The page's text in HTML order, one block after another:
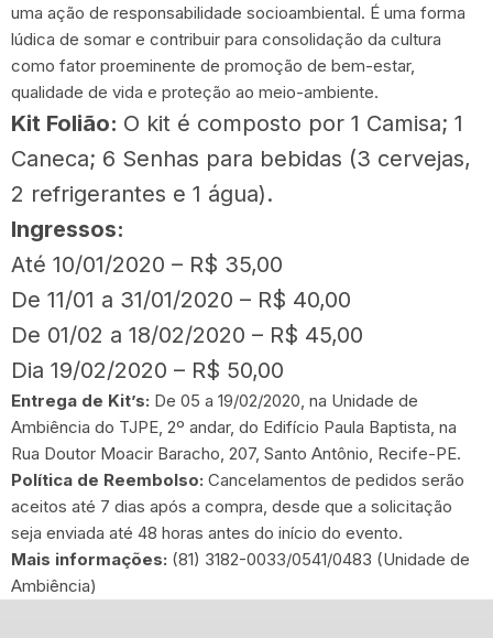
uma ação de responsabilidade socioambiental. É uma forma
lúdica de somar e contribuir para consolidação da cultura
como fator proeminente de promoção de bem-estar,
qualidade de vida e proteção ao meio-ambiente.
Kit Folião: O kit é composto por 1 Camisa; 1
Caneca; 6 Senhas para bebidas (3 cervejas,
2 refrigerantes e 1 água).
Ingressos:
Até 10/01/2020 – R$ 35,00
De 11/01 a 31/01/2020 – R$ 40,00
De 01/02 a 18/02/2020 – R$ 45,00
Dia 19/02/2020 – R$ 50,00
Entrega de Kit’s: De 05 a 19/02/2020, na Unidade de
Ambiência do TJPE, 2º andar, do Edifício Paula Baptista, na
Rua Doutor Moacir Baracho, 207, Santo Antônio, Recife-PE.
Política de Reembolso: Cancelamentos de pedidos serão
aceitos até 7 dias após a compra, desde que a solicitação
seja enviada até 48 horas antes do início do evento.
Mais informações: (81) 3182-0033/0541/0483 (Unidade de
Ambiência)